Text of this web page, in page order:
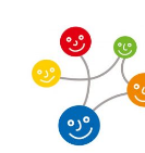
content